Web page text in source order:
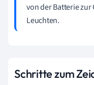
von der Batterie
Leuchten.
Schritte zum